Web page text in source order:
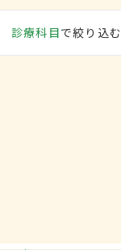
診療科目で絞り込む